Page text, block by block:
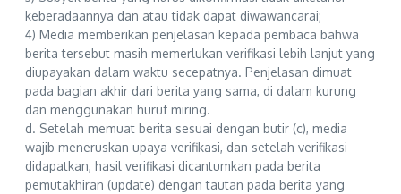
keberadaannya dan atau tidak dapat diwawancarai;
4) Media memberikan penjelasan kepada pembaca bahwa
berita tersebut masih memerlukan verifikasi lebih lanjut yang
diupayakan dalam waktu secepatnya. Penjelasan dimuat
pada bagian akhir dari berita yang sama, di dalam kurung
dan menggunakan huruf miring.
d. Setelah memuat berita sesuai dengan butir (c), media
wajib meneruskan upaya verifikasi, dan setelah verifikasi
didapatkan, hasil verifikasi dicantumkan pada berita
pemutakhiran (update) dengan tautan pada berita yang